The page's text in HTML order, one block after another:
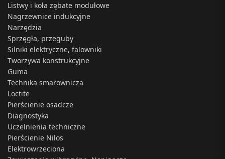
Listwy i koła zębate modułowe
Nagrzewnice indukcyjne
Narzędzia
Sprzęgła, przeguby
Silniki elektryczne, falowniki
Tworzywa konstrukcyjne
Guma
Technika smarownicza
Loctite
Pierścienie osadcze
Diagnostyka
Uczelnienia techniczne
Pierścienie Nilos
Elektrowrzeciona